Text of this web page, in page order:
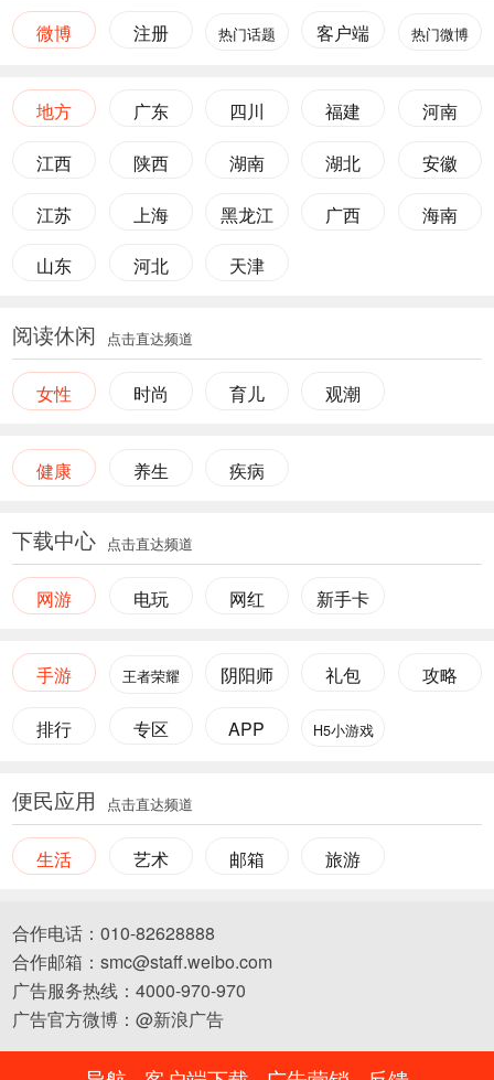
微博 注册 热门话题 客户端 热门微博
地方 广东 四川 福建 河南
江西 陕西 湖南 湖北 安徽
江苏 上海 黑龙江 广西 海南
山东 河北 天津
阅读休闲 点击直达频道
女性 时尚 育儿 观潮
健康 养生 疾病
下载中心 点击直达频道
网游 电玩 网红 新手卡
手游 王者荣耀 阴阳师 礼包 攻略
排行 专区 APP H5小游戏
便民应用 点击直达频道
生活 艺术 邮箱 旅游
合作电话：010-82628888
合作邮箱：smc@staff.weibo.com
广告服务热线：4000-970-970
广告官方微博：@新浪广告